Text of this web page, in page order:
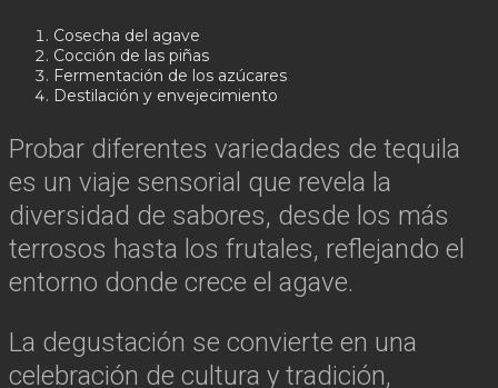
Cosecha del agave
Cocción de las piñas
Fermentación de los azúcares
Destilación y envejecimiento
Probar diferentes variedades de tequila
es un viaje sensorial que revela la
diversidad de sabores, desde los más
terrosos hasta los frutales, reflejando el
entorno donde crece el agave.
La degustación se convierte en una
celebración de cultura y tradición,